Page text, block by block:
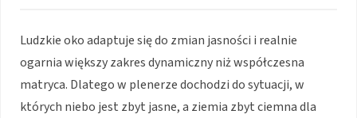
Ludzkie oko adaptuje się do zmian jasności i realnie
ogarnia większy zakres dynamiczny niż współczesna
matryca. Dlatego w plenerze dochodzi do sytuacji, w
których niebo jest zbyt jasne, a ziemia zbyt ciemna dla